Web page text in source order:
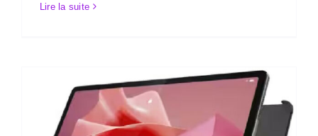
Lire la suite